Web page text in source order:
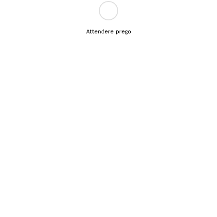
Attendere prego